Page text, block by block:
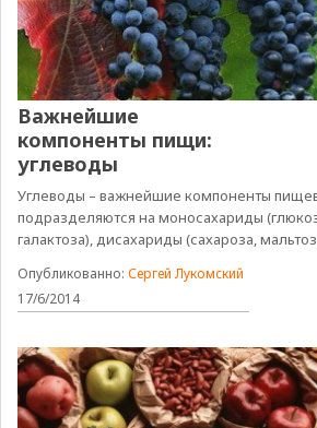
Важнейшие
компоненты пищи:
углеводы
Углеводы – важнейшие компоненты
подразделяются на моносахариды
галактоза), дисахариды (сахароза,
Опубликованно:Сергей Лукомский
17/6/2014